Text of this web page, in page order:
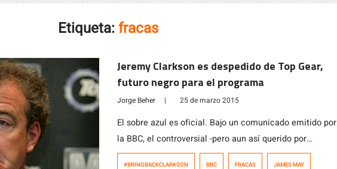
Etiqueta:fracas
Jeremy Clarkson es despedido de Top Gear,
futuro negro para el programa
Jorge Beher | 25 de marzo 2015
El sobre azul es oficial. Bajo un comunicado emitido por
la BBC, el controversial -pero aun así querido por
muchos- Jeremy Clarkson, es despedido del equipo de
#BRINGBACKCLARKSON BBC FRACAS JAMES MAY